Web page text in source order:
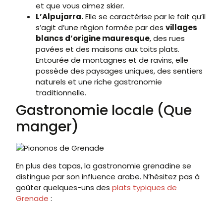
et que vous aimez skier.
L’Alpujarra.Elle se caractérise par le fait qu’il
s’agit d’une région formée par des villages
blancs d’origine mauresque, des rues
pavées et des maisons aux toits plats.
Entourée de montagnes et de ravins, elle
possède des paysages uniques, des sentiers
naturels et une riche gastronomie
traditionnelle.
Gastronomie locale (Que
manger)
En plus des tapas, la gastronomie grenadine se
distingue par son influence arabe. N’hésitez pas à
goûter quelques-uns des plats typiques de
Grenade :